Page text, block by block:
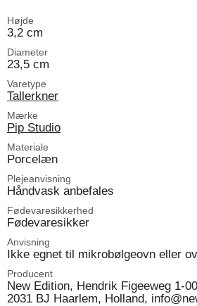
Højde
3,2 cm
Diameter
23,5 cm
Varetype
Tallerkner
Mærke
Pip Studio
Materiale
Porcelæn
Plejeanvisning
Håndvask anbefales
Fødevaresikkerhed
Fødevaresikker
Anvisning
Ikke egnet til mikrobølgeovn eller
Producent
New Edition, Hendrik Figeeweg 1-
2031 BJ Haarlem, Holland,